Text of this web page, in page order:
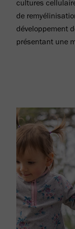
cultures
de
développement
présentant une